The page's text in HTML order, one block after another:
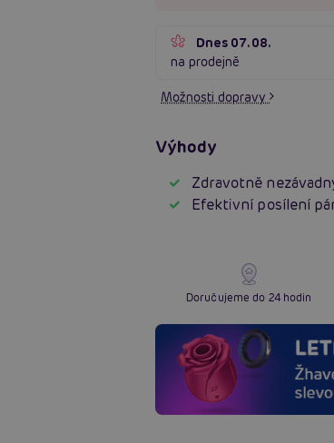
Dnes 07.08.
na prodejně
Možnosti dopravy
Výhody
Zdravotně
Efektivní posílení
Doručujeme do 24 hodin